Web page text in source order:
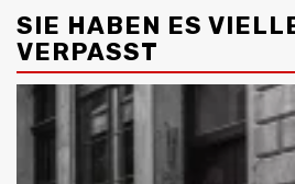
SIE HABEN ES
VERPASST